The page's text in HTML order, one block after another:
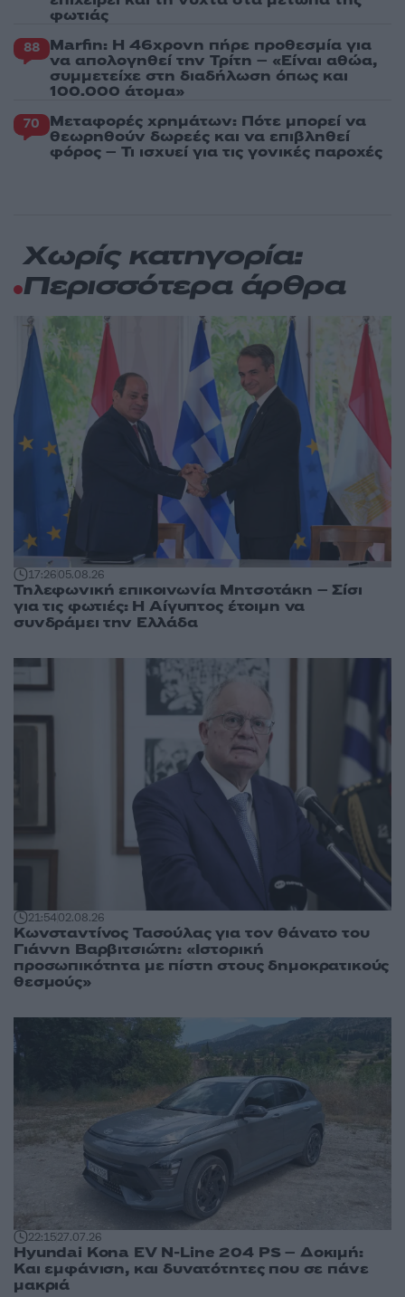
φωτιάς
88 Marfin: Η 46χρονη πήρε προθεσμία για
να απολογηθεί την Τρίτη – «Είναι αθώα,
συμμετείχε στη διαδήλωση όπως και
100.000 άτομα»
70 Μεταφορές χρημάτων: Πότε μπορεί να
θεωρηθούν δωρεές και να επιβληθεί
φόρος – Τι ισχυεί για τις γονικές παροχές
Χωρίς κατηγορία:
Περισσότερα άρθρα
17:2605.08.26
Τηλεφωνική επικοινωνία Μητσοτάκη – Σίσι
για τις φωτιές: Η Αίγυπτος έτοιμη να
συνδράμει την Ελλάδα
21:5402.08.26
Κωνσταντίνος Τασούλας για τον θάνατο του
Γιάννη Βαρβιτσιώτη: «Ιστορική
προσωπικότητα με πίστη στους δημοκρατικούς
θεσμούς»
22:1527.07.26
Hyundai Kona EV Ν-Line 204 PS – Δοκιμή:
Και εμφάνιση, και δυνατότητες που σε πάνε
μακριά